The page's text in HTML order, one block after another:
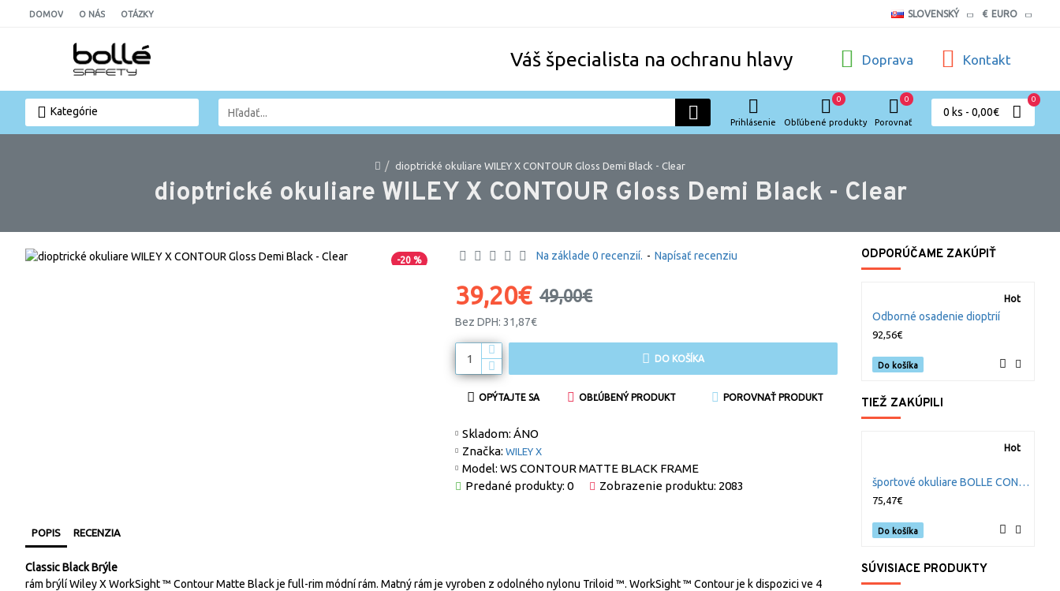
DOMOV O NÁS OTÁZKY SLOVENSKÝ € EURO
Váš špecialista na ochranu hlavy Doprava Kontakt
Kategórie
Prihlásenie Obľúbené produkty
0
Porovnať
0
0 ks - 0,00€
0
dioptrické okuliare WILEY X CONTOUR Gloss Demi Black - Clear
dioptrické okuliare WILEY X CONTOUR Gloss Demi Black - Clear
-20 %
Skladom: ÁNO
Značka: WILEY X
Model: WS CONTOUR MATTE BLACK FRAME
Predané produkty: 0
Zobrazenie produktu: 2083
Na základe 0 recenzií. - Napísať recenziu
39,20€ 49,00€
Bez DPH: 31,87€
DO KOŠÍKA
OPÝTAJTE SA OBĽÚBENÝ PRODUKT POROVNAŤ PRODUKT
POPIS RECENZIA
Classic Black Brýle
rám brýlí Wiley X WorkSight ™ Contour Matte Black je full-rim módní rám. Matný rám je vyroben z odolného nylonu Triloid ™. WorkSight ™ Contour je k dispozici ve 4
ODPORÚČAME ZAKÚPIŤ
Hot
Odborné osadenie dioptrií
92,56€
Do košíka
TIEŽ ZAKÚPILI
Hot
športové okuliare BOLLE CONTOUR polarizované
75,47€
Do košíka
SÚVISIACE PRODUKTY